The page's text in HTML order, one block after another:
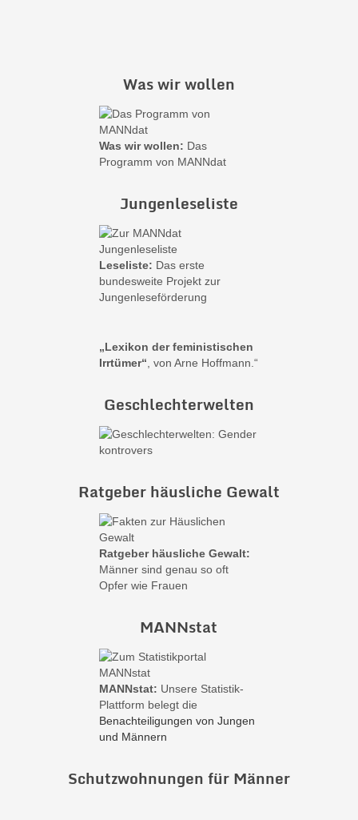
Was wir wollen
Was wir wollen: Das
Programm von MANNdat
Jungenleseliste
Leseliste: Das erste
bundesweite Projekt zur
Jungenleseförderung
„Lexikon der feministischen
Irrtümer“ , von Arne Hoffmann.“
Geschlechterwelten
Ratgeber häusliche Gewalt
Ratgeber häusliche Gewalt:
Männer sind genau so oft
Opfer wie Frauen
MANNstat
MANNstat: Unsere Statistik-
Plattform belegt die
Benachteiligungen von Jungen
und Männern
Schutzwohnungen für Männer